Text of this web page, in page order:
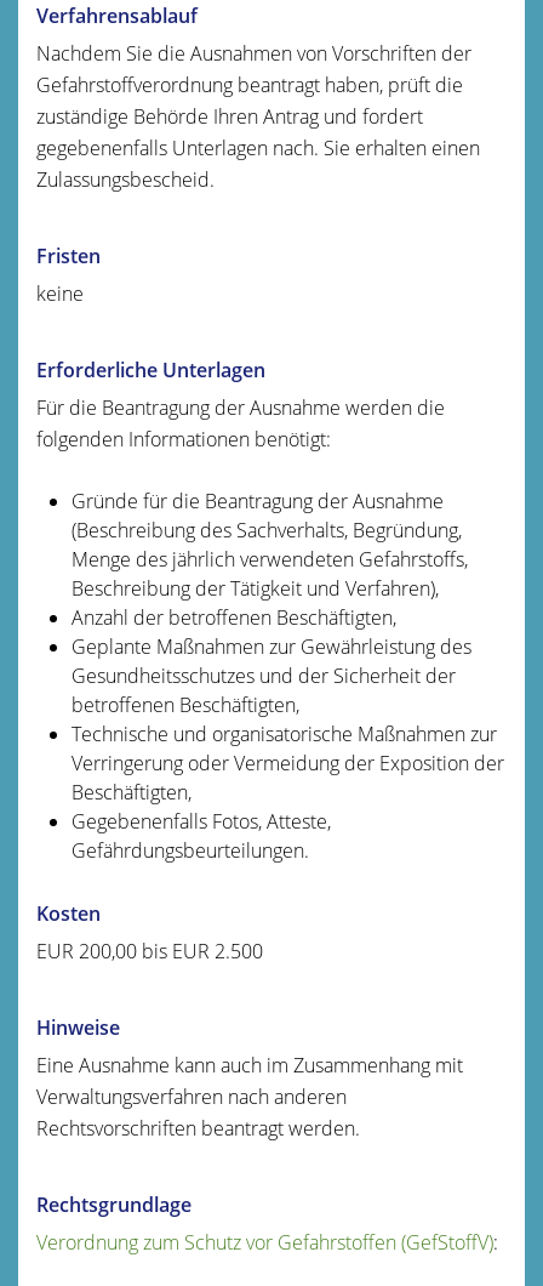
Verfahrensablauf
Nachdem Sie die Ausnahmen von Vorschriften der
Gefahrstoffverordnung beantragt haben, prüft die
zuständige Behörde Ihren Antrag und fordert
gegebenenfalls Unterlagen nach. Sie erhalten einen
Zulassungsbescheid.
Fristen
keine
Erforderliche Unterlagen
Für die Beantragung der Ausnahme werden die
folgenden Informationen benötigt:
Gründe für die Beantragung der Ausnahme
(Beschreibung des Sachverhalts, Begründung,
Menge des jährlich verwendeten Gefahrstoffs,
Beschreibung der Tätigkeit und Verfahren),
Anzahl der betroffenen Beschäftigten,
Geplante Maßnahmen zur Gewährleistung des
Gesundheitsschutzes und der Sicherheit der
betroffenen Beschäftigten,
Technische und organisatorische Maßnahmen zur
Verringerung oder Vermeidung der Exposition der
Beschäftigten,
Gegebenenfalls Fotos, Atteste,
Gefährdungsbeurteilungen.
Kosten
EUR 200,00 bis EUR 2.500
Hinweise
Eine Ausnahme kann auch im Zusammenhang mit
Verwaltungsverfahren nach anderen
Rechtsvorschriften beantragt werden.
Rechtsgrundlage
Verordnung zum Schutz vor Gefahrstoffen (GefStoffV):